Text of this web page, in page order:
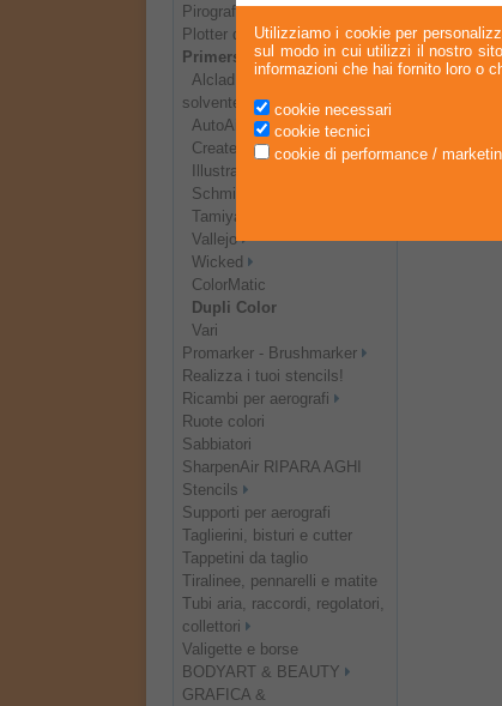
Pirografi
Plotter da taglio e accessori
Primers e finali
Alclad II / HR HOBBIES (a
solvente)
AutoAir
Createx
Illustration
Schmincke
Tamiya
Vallejo
Wicked
ColorMatic
Dupli Color
Vari
Promarker - Brushmarker
Realizza i tuoi stencils!
Ricambi per aerografi
Ruote colori
Sabbiatori
SharpenAir RIPARA AGHI
Stencils
Supporti per aerografi
Taglierini, bisturi e cutter
Tappetini da taglio
Tiralinee, pennarelli e matite
Tubi aria, raccordi, regolatori,
collettori
Valigette e borse
BODYART & BEAUTY
GRAFICA &
Utilizziamo i cookie per
sul modo in cui utilizzi il nostro
informazioni che hai fornito loro o
cookie necessari
cookie tecnici
cookie di performance /